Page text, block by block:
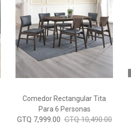
Comedor Rectangular Tita
Para 6 Personas
GTQ 7,999.00 GTQ 10,490.00